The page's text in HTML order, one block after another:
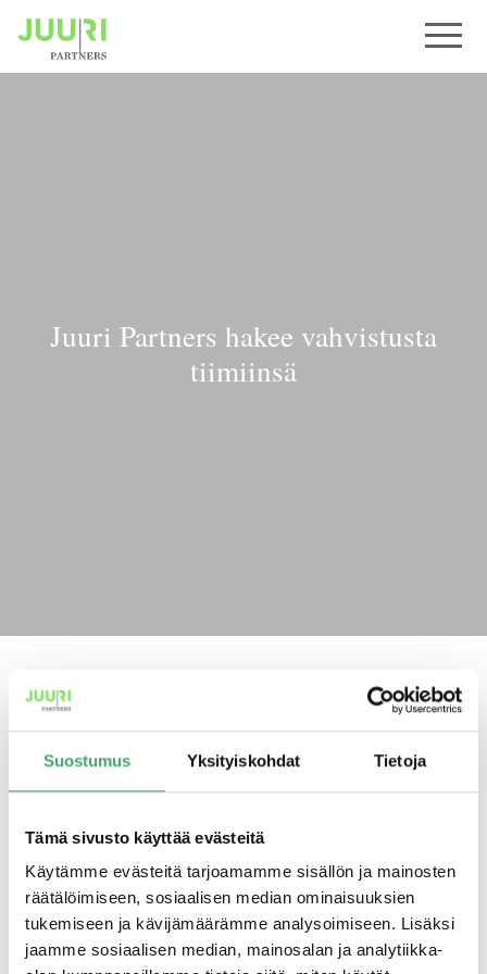
Suostumus Yksityiskohdat Tietoja
Tämä sivusto käyttää evästeitä
Käytämme evästeitä tarjoamamme sisällön ja mainosten
räätälöimiseen, sosiaalisen median ominaisuuksien
tukemiseen ja kävijämäärämme analysoimiseen. Lisäksi
jaamme sosiaalisen median, mainosalan ja analytiikka-
Juuri Partners hakee vahvistusta
tiimiinsä
yritysjärjestelyiden toteuttamiseen sekä kohdeyhtiöiden
kehittämiseen, seurantaan ja raportointiin. Työssäsi tutustut
monipuolisesti erilaisiin toimialoihin, yrityksiin ja
yrittäjätarinoihin. Tehtävässä toimit tiiviissä yhteistyössä niin